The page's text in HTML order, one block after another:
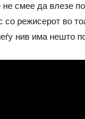
смее да влезе
со режисерот во
нив има нешто